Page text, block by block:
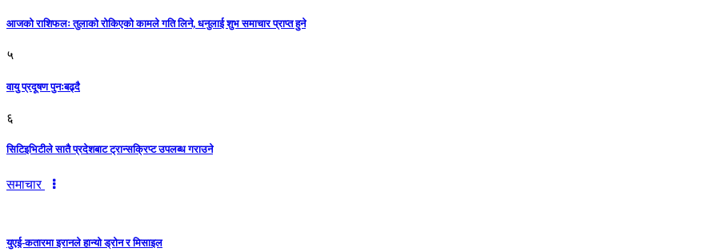
आजको राशिफलः तुलाकाे रोकिएको कामले गति लिने, धनुलाई शुभ समाचार प्राप्त हुने
५
वायु प्रदूषण पुनःबढ्दै
६
सिटिइभिटीले सातै प्रदेशबाट ट्रान्सक्रिप्ट उपलब्ध गराउने
समाचार
युएई-कतारमा इरानले हान्यो ड्रोन र मिसाइल